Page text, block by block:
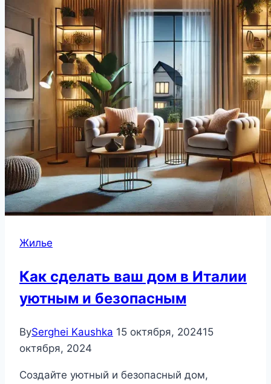
Жилье
Как сделать ваш дом в Италии
уютным и безопасным
BySerghei Kaushka 15 октября, 202415
октября, 2024
Создайте уютный и безопасный дом,